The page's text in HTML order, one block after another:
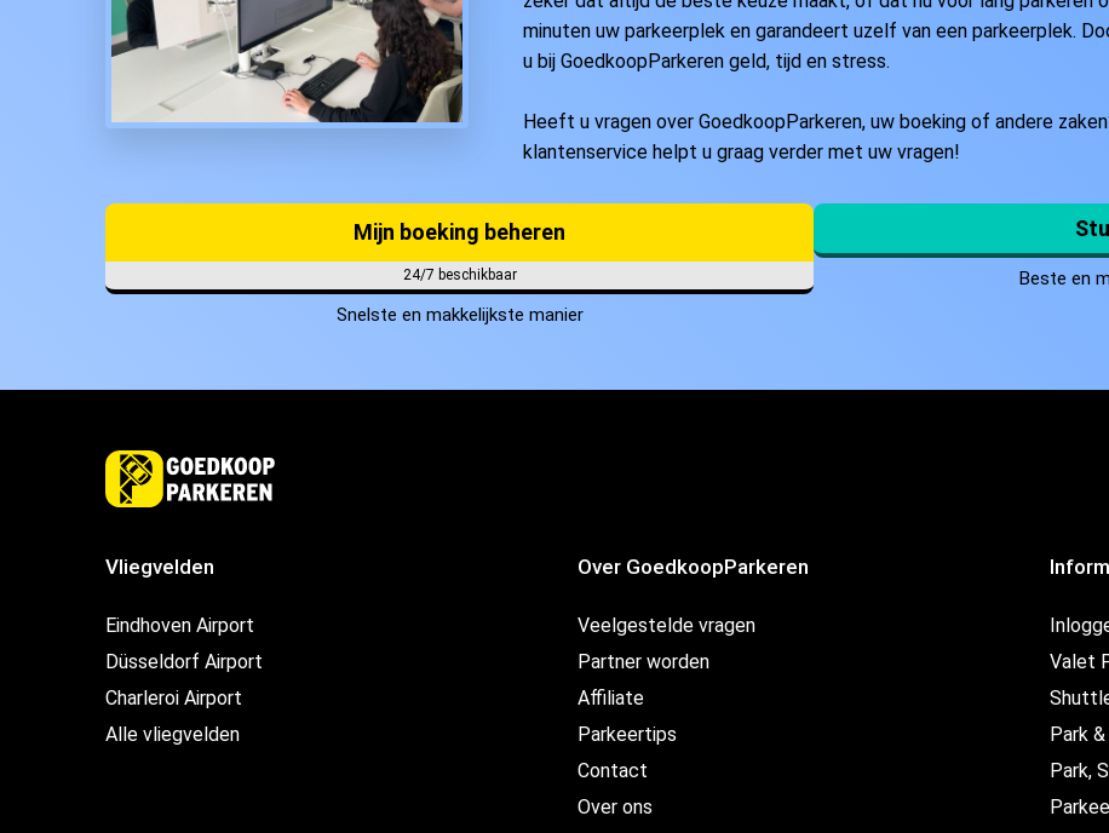
minuten uw parkeerplek en garandeert uzelf van een parkeerplek.
u bij GoedkoopParkeren geld, tijd en stress.
Heeft u vragen over GoedkoopParkeren, uw boeking of andere
klantenservice helpt u graag verder met uw vragen!
Mijn boeking beheren
24/7 beschikbaar
Snelste en makkelijkste manier
Beste en
Vliegvelden
Eindhoven Airport
Düsseldorf Airport
Charleroi Airport
Alle vliegvelden
Over GoedkoopParkeren
Veelgestelde vragen
Partner worden
Affiliate
Parkeertips
Contact
Over ons
Valet
Park
Park,